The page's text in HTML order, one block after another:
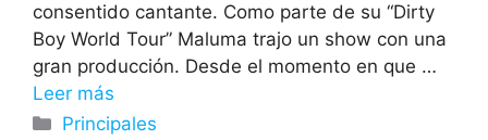
consentido cantante. Como parte de su “Dirty
Boy World Tour” Maluma trajo un show con una
gran producción. Desde el momento en que …
Leer más
Categorías
Principales